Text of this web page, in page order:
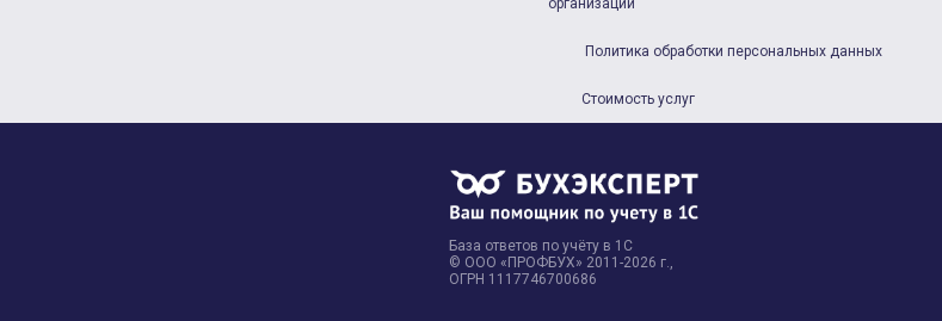
организации
Политика обработки персональных данных
Стоимость услуг
База ответов по учёту в 1С
© ООО «ПРОФБУХ» 2011-2026 г.,
ОГРН 1117746700686